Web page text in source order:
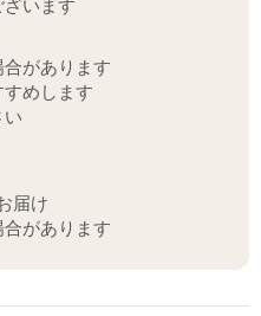
います
があります
めします
届け
があります